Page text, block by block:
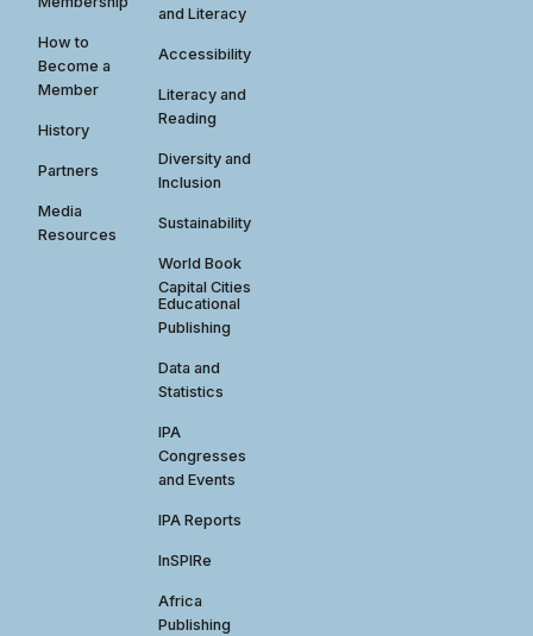
How to
Become a
Member
History
Partners
Media
Resources
and Literacy
Accessibility
Literacy and
Reading
Diversity and
Inclusion
Sustainability
World Book
Capital Cities
Educational
Publishing
Data and
Statistics
IPA
Congresses
and Events
IPA Reports
InSPIRe
Africa
Publishing